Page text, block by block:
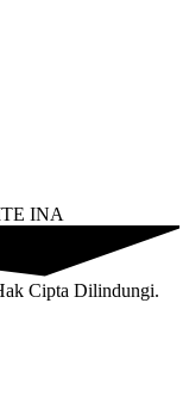
Cipta Dilindungi.